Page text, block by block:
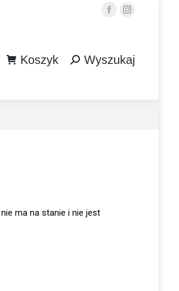
FacebookInstagram
Koszyk Szukaj:Wyszukaj
ma na stanie i nie jest